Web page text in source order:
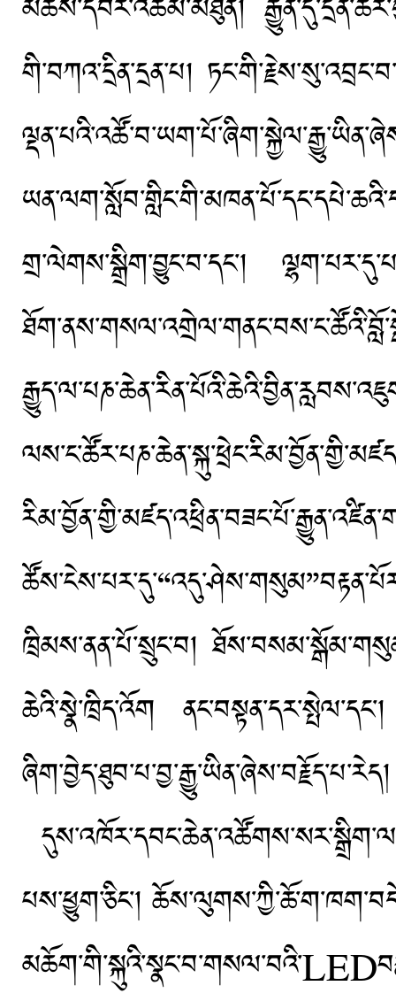
གི་བཀའ་དྲིན་དྲན་པ།
གྲ་ལེགས་སྒྲིག་བྱུང་བ་དང་།
ཁྲིམས་ནན་པོ་སྲུང་བ།
ཆེའི་སྣེ་ཁྲིད་འོག
པས་ཕྱུག་ཅིང་།